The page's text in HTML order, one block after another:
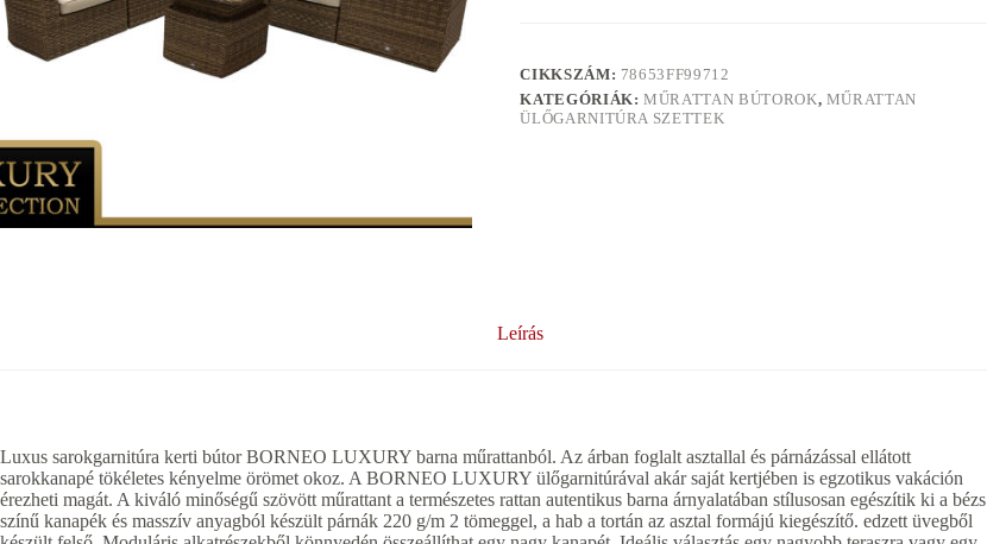
CIKKSZÁM: 78653FF99712
KATEGÓRIÁK:MŰRATTAN BÚTOROK, MŰRATTAN
ÜLŐGARNITÚRA SZETTEK
Leírás
Luxus sarokgarnitúra kerti bútor BORNEO LUXURY barna műrattanból. Az árban foglalt asztallal és párnázással ellátott
sarokkanapé tökéletes kényelme örömet okoz. A BORNEO LUXURY ülőgarnitúrával akár saját kertjében is egzotikus vakáción
érezheti magát. A kiváló minőségű szövött műrattant a természetes rattan autentikus barna árnyalatában stílusosan egészítik ki a bézs
színű kanapék és masszív anyagból készült párnák 220 g/m 2 tömeggel, a hab a tortán az asztal formájú kiegészítő. edzett üvegből